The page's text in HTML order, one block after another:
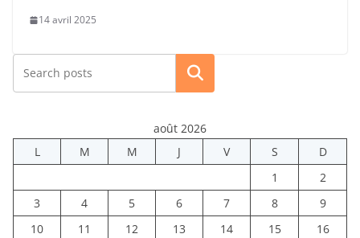
14 avril 2025
Rechercher
août 2026
L
M M J V S
D
1
2
3
4 5 6 7 8
9
10
11 12 13 14 15
16